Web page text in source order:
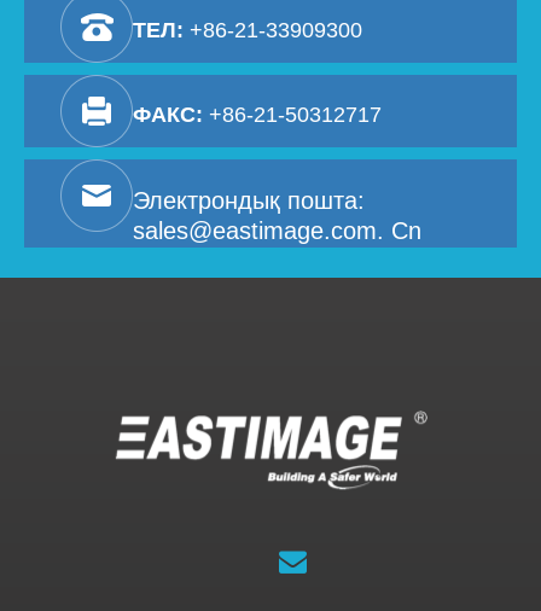
ТЕЛ: +86-21-33909300
ФАКС: +86-21-50312717
Электрондық пошта:
sales@eastimage.com. Cn